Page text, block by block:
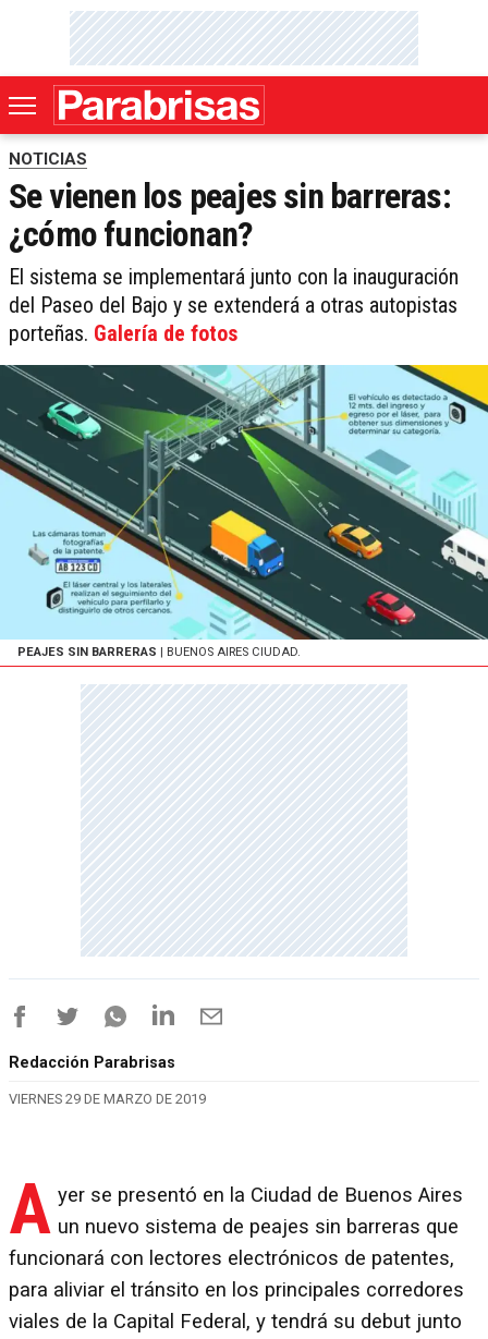
NOTICIAS
Se vienen los peajes sin barreras:
¿cómo funcionan?
El sistema se implementará junto con la inauguración
del Paseo del Bajo y se extenderá a otras autopistas
porteñas. Galería de fotos
PEAJES SIN BARRERAS | BUENOS AIRES CIUDAD.
Redacción Parabrisas
VIERNES 29 DE MARZO DE 2019
A yer se presentó en la Ciudad de Buenos Aires
un nuevo sistema de peajes sin barreras que
funcionará con lectores electrónicos de patentes,
para aliviar el tránsito en los principales corredores
viales de la Capital Federal, y tendrá su debut junto